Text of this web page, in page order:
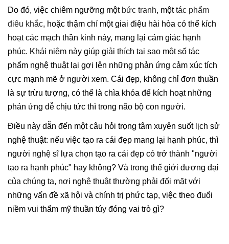
Do đó, việc chiêm ngưỡng một bức tranh, mộttác phẩm
điêu khắc, hoặc thậm chí một giai điệu hài hòa có thể kích
hoạt các mạch thần kinh này, mang lại cảm giác hạnh
phúc. Khái niệm này giúp giải thích tại sao một số tác
phẩm nghệ thuật lại gợi lên những phản ứng cảm xúc tích
cực mạnh mẽ ở người xem. Cái đẹp, không chỉ đơn thuần
là sự trừu tượng, có thể là chìa khóa để kích hoạt những
phản ứng dễ chịu tức thì trong não bộ con người.
Điều này dẫn đến một câu hỏi trọng tâm xuyên suốt lịch sử
nghệ thuật: nếu việc tạo ra cái đẹp mang lại hạnh phúc, thì
người nghệ sĩ lựa chọn tạo ra cái đẹp có trở thành "người
tạo ra hạnh phúc" hay không? Và trong thế giới đương đại
của chúng ta, nơi nghệ thuật thường phải đối mặt với
những vấn đề xã hội và chính trị phức tạp, việc theo đuổi
niềm vui thẩm mỹ thuần túy đóng vai trò gì?